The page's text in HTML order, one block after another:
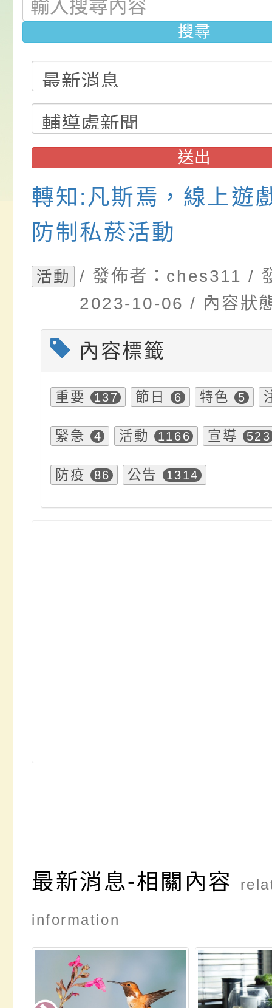
名參加，請查照
電影營」、「祖孫樂
「愛『原原』不絕-
樂會」、「邁向下一
列講座及成長團體」
員會函釋公務員留職
赴陸應申請許可一案
中興國民小學115學
期第1次第7-9招代課
甄選公告
本校「115學年度國
校課程計畫」核定一
轉知教育部國民及學
辦理「115年度教育
前教育署辦理性別平
置課程與教學人才庫
畫」一案， 請教師
請，請查照。
公告:桃園市政府腸
施問答集
轉知:桃園市交通局
減碳存摺2.0」全民
桃園市政府家庭教育
年度祖孫樂淘桃－祖
祝活動」海報電子檔
關（構）、學校、民
名參加，請查照
轉知有關銓敘部建置
員退休所得重審後實
亦可利用
搜尋
送出
轉知:凡斯焉，線上遊
防制私菸活動
活動
/ 發佈者：ches311 /
2023-10-06 / 內容狀
內容標籤
重要 137 節日 6 特色 5
緊急 4 活動 1166 宣導 523
防疫 86 公告 1314
最新消息-相關內容
information